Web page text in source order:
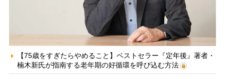
【75歳をすぎたらやめること】ベストセラー『定年後』著者・
楠木新氏が指南する老年期の好循環を呼び込む方法